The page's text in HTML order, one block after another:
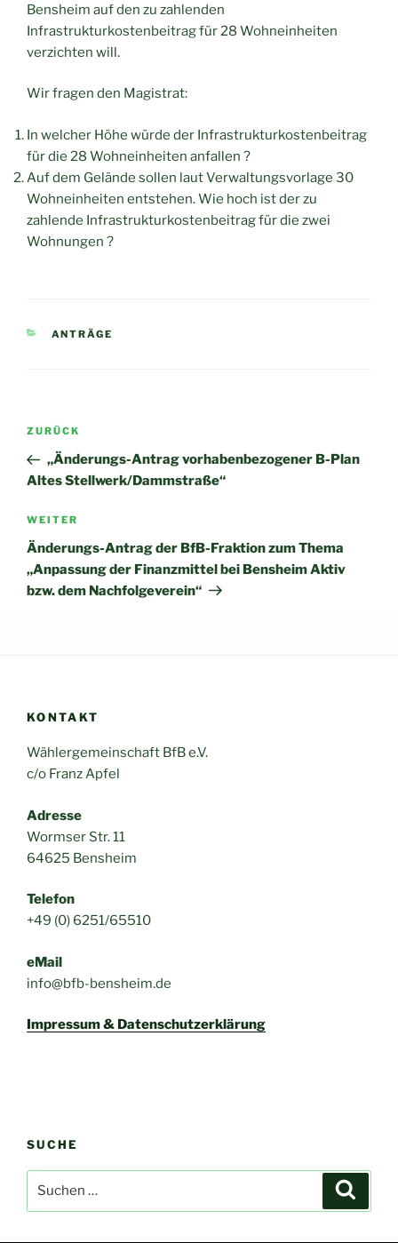
Bensheim auf den zu zahlenden
Infrastrukturkostenbeitrag für 28 Wohneinheiten
verzichten will.
Wir fragen den Magistrat:
In welcher Höhe würde der Infrastrukturkostenbeitrag
für die 28 Wohneinheiten anfallen ?
Auf dem Gelände sollen laut Verwaltungsvorlage 30
Wohneinheiten entstehen. Wie hoch ist der zu
zahlende Infrastrukturkostenbeitrag für die zwei
Wohnungen ?
KATEGORIEN
ANTRÄGE
Beitragsnavigation
Vorheriger
Beitrag
ZURÜCK
„Änderungs-Antrag vorhabenbezogener B-Plan
Altes Stellwerk/Dammstraße“
Nächster
Beitrag
WEITER
Änderungs-Antrag der BfB-Fraktion zum Thema
„Anpassung der Finanzmittel bei Bensheim Aktiv
bzw. dem Nachfolgeverein“
KONTAKT
Wählergemeinschaft BfB e.V.
c/o Franz Apfel
Adresse
Wormser Str. 11
64625 Bensheim
Telefon
+49 (0) 6251/65510
eMail
info@bfb-bensheim.de
Impressum & Datenschutzerklärung
SUCHE
nach: